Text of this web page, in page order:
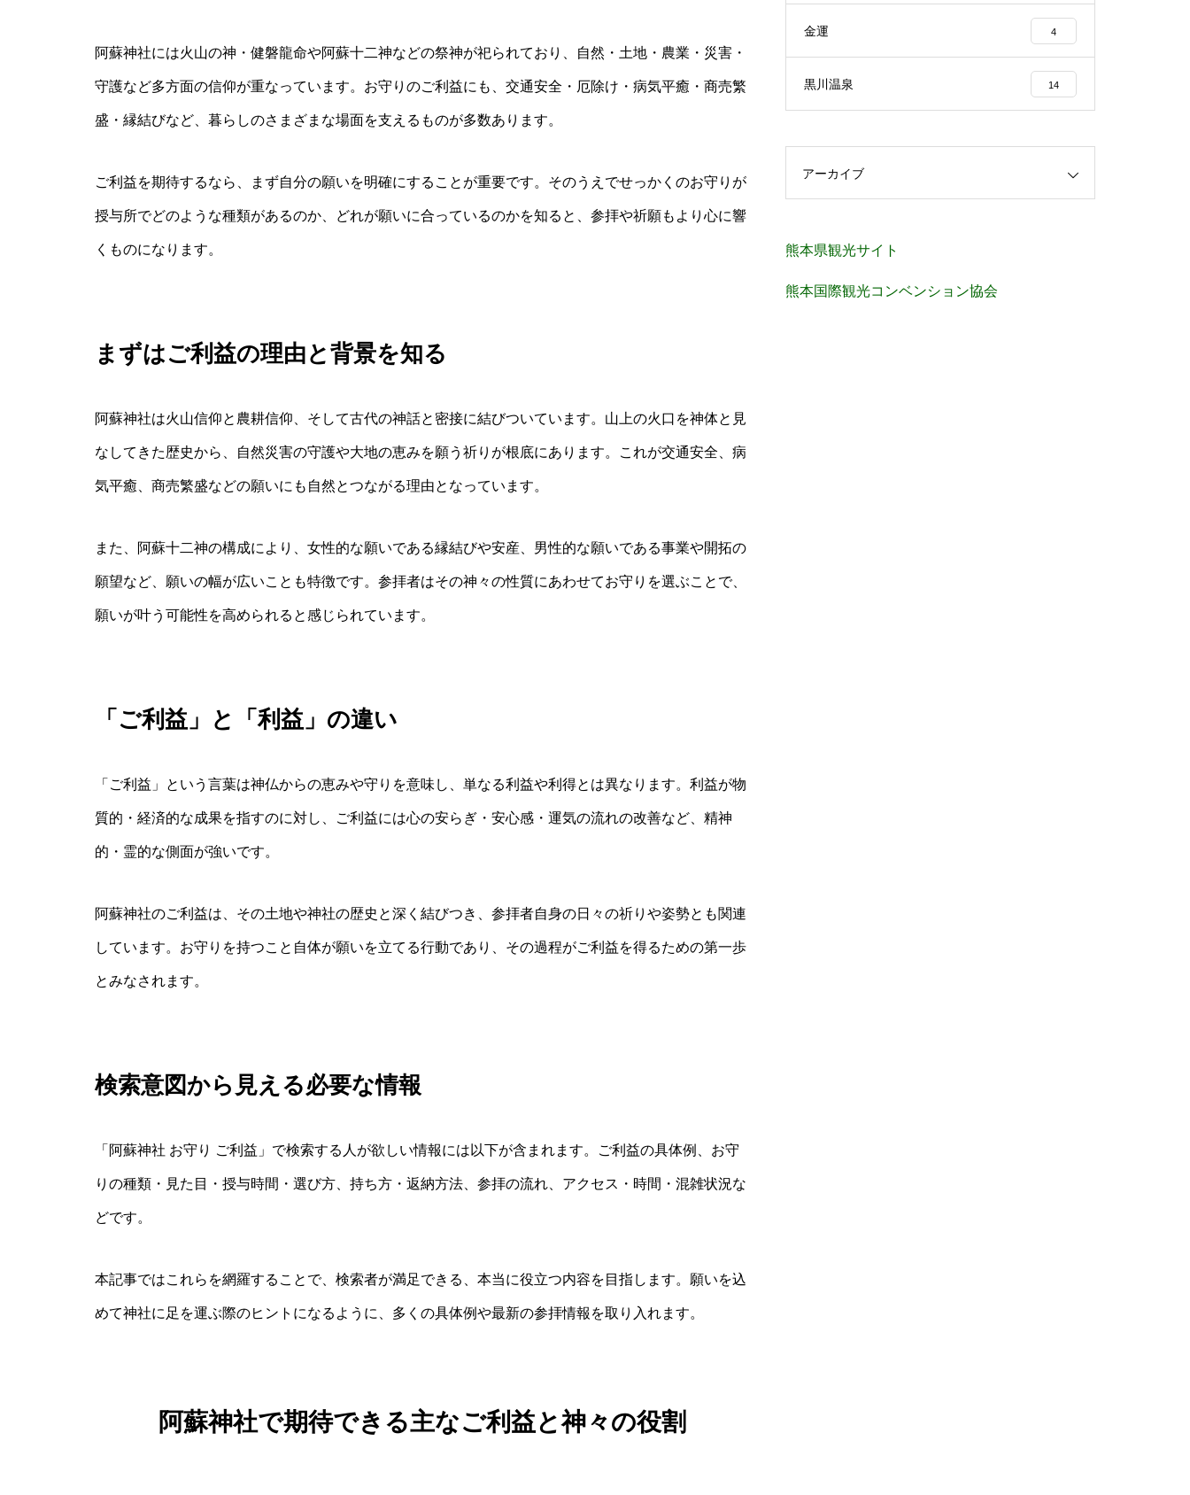
阿蘇神社には火山の神・健磐龍命や阿蘇十二神などの祭神が祀られており、自然・土地・農業・災害・
守護など多方面の信仰が重なっています。お守りのご利益にも、交通安全・厄除け・病気平癒・商売繁
盛・縁結びなど、暮らしのさまざまな場面を支えるものが多数あります。
ご利益を期待するなら、まず自分の願いを明確にすることが重要です。そのうえでせっかくのお守りが
授与所でどのような種類があるのか、どれが願いに合っているのかを知ると、参拝や祈願もより心に響
くものになります。
まずはご利益の理由と背景を知る
阿蘇神社は火山信仰と農耕信仰、そして古代の神話と密接に結びついています。山上の火口を神体と見
なしてきた歴史から、自然災害の守護や大地の恵みを願う祈りが根底にあります。これが交通安全、病
気平癒、商売繁盛などの願いにも自然とつながる理由となっています。
また、阿蘇十二神の構成により、女性的な願いである縁結びや安産、男性的な願いである事業や開拓の
願望など、願いの幅が広いことも特徴です。参拝者はその神々の性質にあわせてお守りを選ぶことで、
願いが叶う可能性を高められると感じられています。
「ご利益」と「利益」の違い
「ご利益」という言葉は神仏からの恵みや守りを意味し、単なる利益や利得とは異なります。利益が物
質的・経済的な成果を指すのに対し、ご利益には心の安らぎ・安心感・運気の流れの改善など、精神
的・霊的な側面が強いです。
阿蘇神社のご利益は、その土地や神社の歴史と深く結びつき、参拝者自身の日々の祈りや姿勢とも関連
しています。お守りを持つこと自体が願いを立てる行動であり、その過程がご利益を得るための第一歩
とみなされます。
検索意図から見える必要な情報
「阿蘇神社 お守り ご利益」で検索する人が欲しい情報には以下が含まれます。ご利益の具体例、お守
りの種類・見た目・授与時間・選び方、持ち方・返納方法、参拝の流れ、アクセス・時間・混雑状況な
どです。
本記事ではこれらを網羅することで、検索者が満足できる、本当に役立つ内容を目指します。願いを込
めて神社に足を運ぶ際のヒントになるように、多くの具体例や最新の参拝情報を取り入れます。
阿蘇神社で期待できる主なご利益と神々の役割
金運 4
黒川温泉 14
アーカイブ
熊本県観光サイト
熊本国際観光コンベンション協会